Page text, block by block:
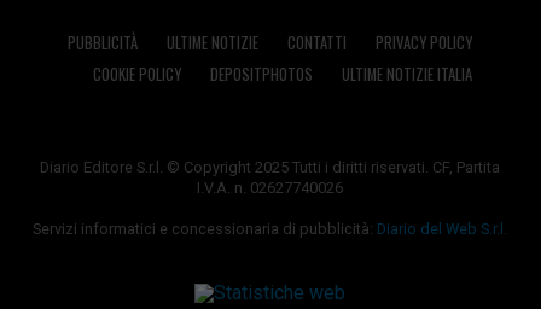
PUBBLICITÀ ULTIME NOTIZIE CONTATTI
PRIVACY POLICY
COOKIE POLICY
DEPOSITPHOTOS ULTIME NOTIZIE ITALIA
Diario Editore S.r.l. © Copyright 2025 Tutti i diritti riservati. CF, Partita
I.V.A. n. 02627740026
Servizi informatici e concessionaria di pubblicità: Diario del Web S.r.l.